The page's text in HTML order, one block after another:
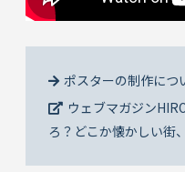
ポスターの制作につ
ウェブマガジン
ろ？どこか懐かしい街